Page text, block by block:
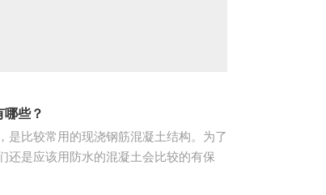
哪些？
是比较常用的现浇钢筋混凝土结构。为了
还是应该用防水的混凝土会比较的有保